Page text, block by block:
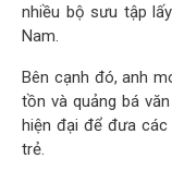
nhiều bộ sưu tập
Nam.
Bên cạnh đó, anh
tồn và quảng bá
hiện đại để đưa
trẻ.